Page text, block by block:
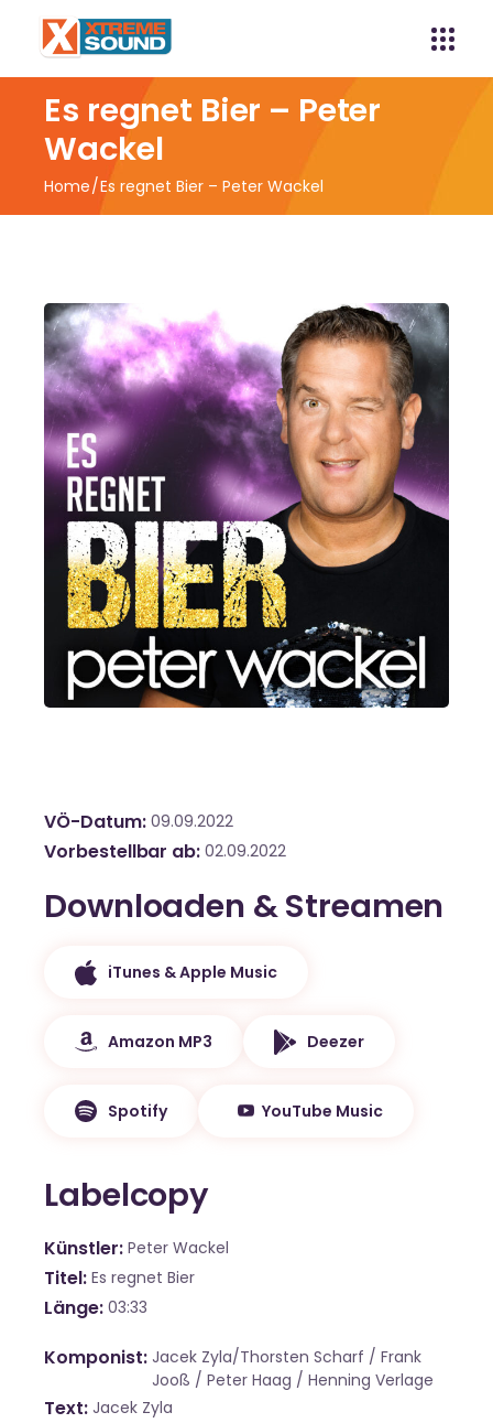
Es regnet Bier – Peter
Wackel
Home Es regnet Bier – Peter Wackel
VÖ-Datum 09.09.2022
Vorbestellbar ab 02.09.2022
Downloaden & Streamen
iTunes & Apple Music
Amazon MP3 Deezer
Spotify YouTube Music
Labelcopy
Künstler Peter Wackel
Titel Es regnet Bier
Länge 03:33
Komponist Jacek Zyla/Thorsten Scharf / Frank
Jooß / Peter Haag / Henning Verlage
Text Jacek Zyla